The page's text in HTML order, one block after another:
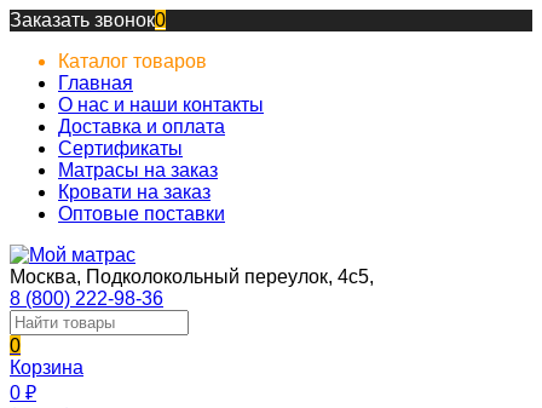
Заказать звонок0
Каталог товаров
Главная
О нас и наши контакты
Доставка и оплата
Сертификаты
Матрасы на заказ
Кровати на заказ
Оптовые поставки
Москва, Подколокольный переулок, 4с5,
8 (800) 222-98-36
0
Корзина
0 ₽